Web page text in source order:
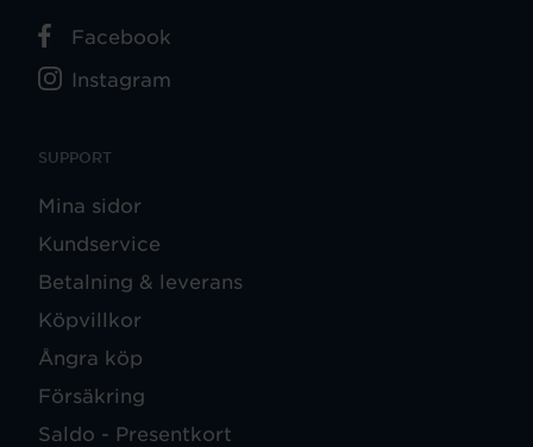
SUPPORT
Mina sidor
Kundservice
Betalning & leverans
Köpvillkor
Ångra köp
Försäkring
Saldo - Presentkort
Facebook
Instagram